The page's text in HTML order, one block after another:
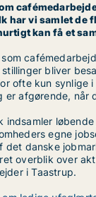
har vi samlet de
kan få et
stillinger bliver
ofte kun synlige
er afgørende, når
indsamler
egne
danske
overblik over
i Taastrup.